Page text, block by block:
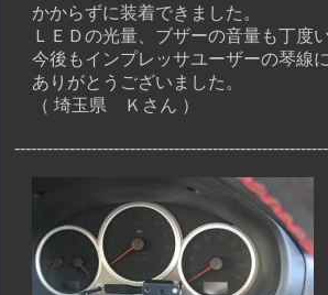
かからずに装着できました。
ＬＥＤの光量、ブザーの音量も丁度い
今後もインプレッサユーザーの琴線に
ありがとうございました。
（ 埼玉県 Ｋさん ）